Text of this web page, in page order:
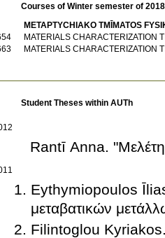
Courses of Winter semester of
METAPTYCΗIAKO TMĪMATOS
MATERIALS CHARACTERIZATION
MATERIALS CHARACTERIZATION
Student Theses within AUTh
Rantī Anna.
Eythymiopoulos
μεταβατικών
Filintoglou